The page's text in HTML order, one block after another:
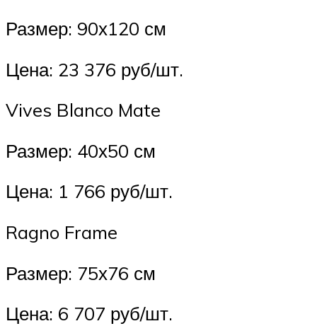
Размер: 90х120 см
Цена: 23 376 руб/шт.
Vives Blanco Mate
Размер: 40х50 см
Цена: 1 766 руб/шт.
Ragno Frame
Размер: 75х76 см
Цена: 6 707 руб/шт.